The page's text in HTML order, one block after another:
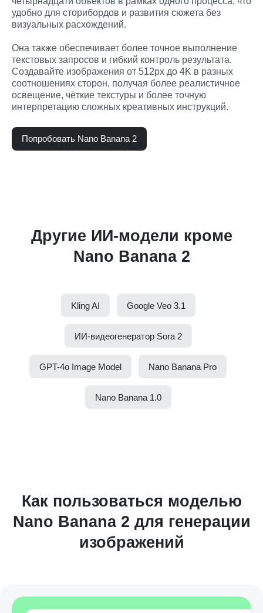
удобно для сторибордов и развития сюжета без
визуальных расхождений.
Она также обеспечивает более точное выполнение
текстовых запросов и гибкий контроль результата.
Создавайте изображения от 512px до 4K в разных
соотношениях сторон, получая более реалистичное
освещение, чёткие текстуры и более точную
интерпретацию сложных креативных инструкций.
Попробовать Nano Banana 2
Другие ИИ-модели кроме
Nano Banana 2
Kling AI Google Veo 3.1
ИИ-видеогенератор Sora 2
GPT-4o Image Model Nano Banana Pro
Nano Banana 1.0
Как пользоваться моделью
Nano Banana 2 для генерации
изображений